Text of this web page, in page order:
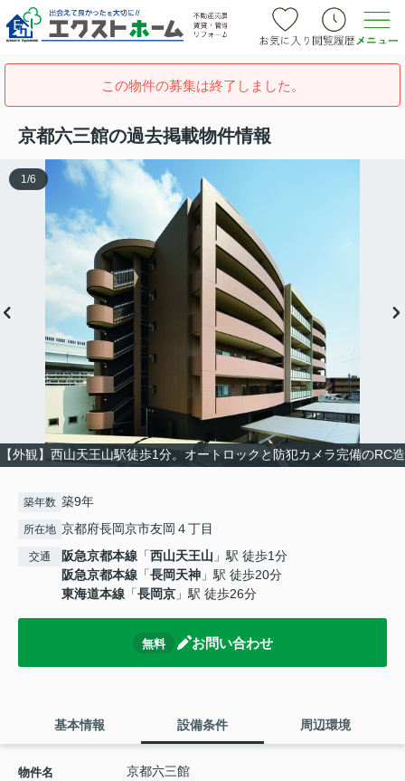
この物件の募集は終了しました。
京都六三館の過去掲載物件情報
【外観】西山天王山駅徒歩1分。オートロックと防犯カメラ完備のRC造
1 /6
築年数 築9年
所在地 京都府長岡京市友岡４丁目
交通 阪急京都本線 「西山天王山 」駅 徒歩1分
阪急京都本線 「長岡天神 」駅 徒歩20分
東海道本線 「長岡京 」駅 徒歩26分
無料 お問い合わせ
基本情報 設備条件 周辺環境
物件名 京都六三館